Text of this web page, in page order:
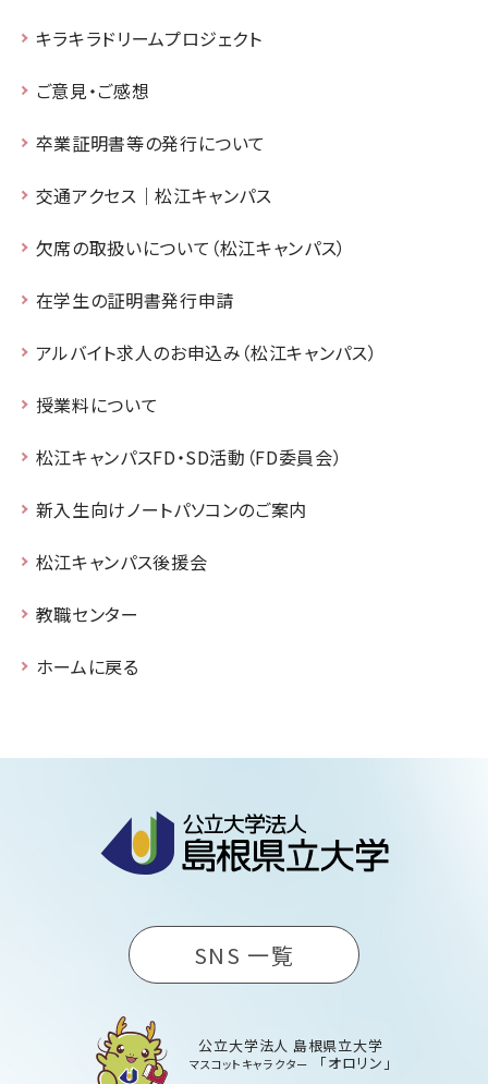
キラキラドリームプロジェクト
ご意見・ご感想
卒業証明書等の発行について
交通アクセス｜松江キャンパス
欠席の取扱いについて（松江キャンパス）
在学生の証明書発行申請
アルバイト求人のお申込み（松江キャンパス）
授業料について
松江キャンパスFD・SD活動（FD委員会）
新入生向けノートパソコンのご案内
松江キャンパス後援会
教職センター
ホームに戻る
SNS 一覧
公立大学法人 島根県立大学
マスコットキャラクター 「オロリン」